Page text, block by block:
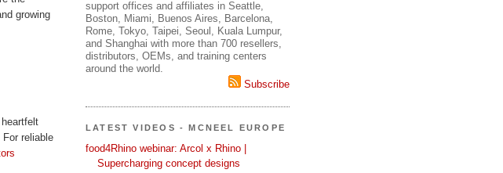
growing
reliable
support offices and affiliates in Seattle,
Boston, Miami, Buenos Aires, Barcelona,
Rome, Tokyo, Taipei, Seoul, Kuala Lumpur,
and Shanghai with more than 700 resellers,
distributors, OEMs, and training centers
around the world.
Subscribe
LATEST VIDEOS - MCNEEL EUROPE
food4Rhino webinar: Arcol x Rhino |
Supercharging concept designs